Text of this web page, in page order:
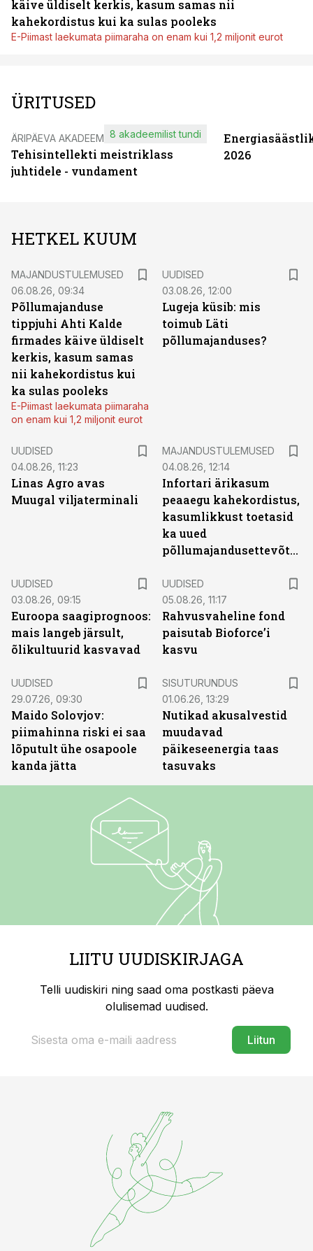
käive üldiselt kerkis, kasum samas nii
kahekordistus kui ka sulas pooleks
E-Piimast laekumata piimaraha on enam kui 1,2 miljonit eurot
ÜRITUSED
ÄRIPÄEVA AKADEEMIA
Tehisintellekti meistriklass
juhtidele - vundament
8 akadeemilist tundi
2026
HETKEL KUUM
MAJANDUSTULEMUSED
06.08.26, 09:34
Põllumajanduse
tippjuhi Ahti Kalde
firmades käive üldiselt
kerkis, kasum samas
nii kahekordistus kui
ka sulas pooleks
E-Piimast laekumata piimaraha
on enam kui 1,2 miljonit eurot
UUDISED
03.08.26, 12:00
Lugeja küsib: mis
toimub Läti
põllumajanduses?
UUDISED
04.08.26, 11:23
Linas Agro avas
Muugal viljaterminali
MAJANDUSTULEMUSED
04.08.26, 12:14
Infortari ärikasum
peaaegu kahekordistus,
kasumlikkust toetasid
ka uued
põllumajandusettevõtted
UUDISED
03.08.26, 09:15
Euroopa saagiprognoos:
mais langeb järsult,
õlikultuurid kasvavad
UUDISED
05.08.26, 11:17
Rahvusvaheline fond
paisutab Bioforce’i
kasvu
UUDISED
29.07.26, 09:30
Maido Solovjov:
piimahinna riski ei saa
lõputult ühe osapoole
kanda jätta
SISUTURUNDUS
01.06.26, 13:29
Nutikad akusalvestid
muudavad
päikeseenergia taas
tasuvaks
LIITU UUDISKIRJAGA
Telli uudiskiri ning saad oma postkasti päeva
olulisemad uudised.
Liitun